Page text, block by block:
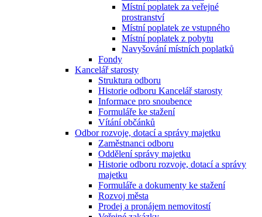
Místní poplatek za veřejné
prostranství
Místní poplatek ze vstupného
Místní poplatek z pobytu
Navyšování místních poplatků
Fondy
Kancelář starosty
Struktura odboru
Historie odboru Kancelář starosty
Informace pro snoubence
Formuláře ke stažení
Vítání občánků
Odbor rozvoje, dotací a správy majetku
Zaměstnanci odboru
Oddělení správy majetku
Historie odboru rozvoje, dotací a správy
majetku
Formuláře a dokumenty ke stažení
Rozvoj města
Prodej a pronájem nemovitostí